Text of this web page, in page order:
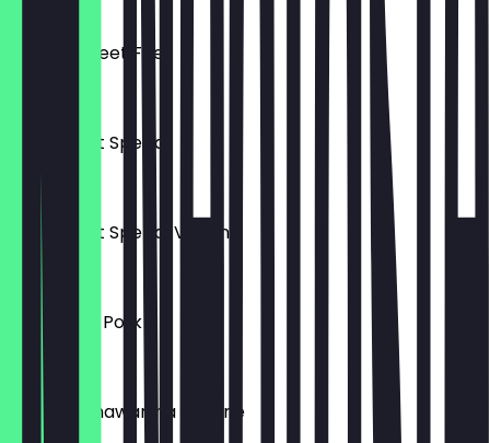
Tijuana Street Fries
Currywurst Spezial
8,90 €
Currywurst Spezial Vegan
8,90 €
Bbq Pulled Pork
8,90 €
Chicken Shawarma Poutine